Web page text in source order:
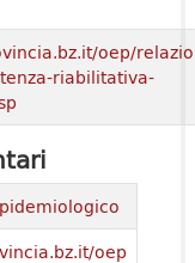
oep/
riabilitativa-
oep